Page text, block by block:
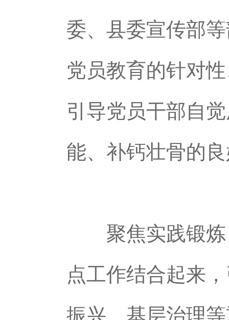
委、县委宣传部
党员教育的针对
引导党员干部自
能、补钙壮骨的
聚焦实践锻炼
点工作结合起来
振兴、基层治理